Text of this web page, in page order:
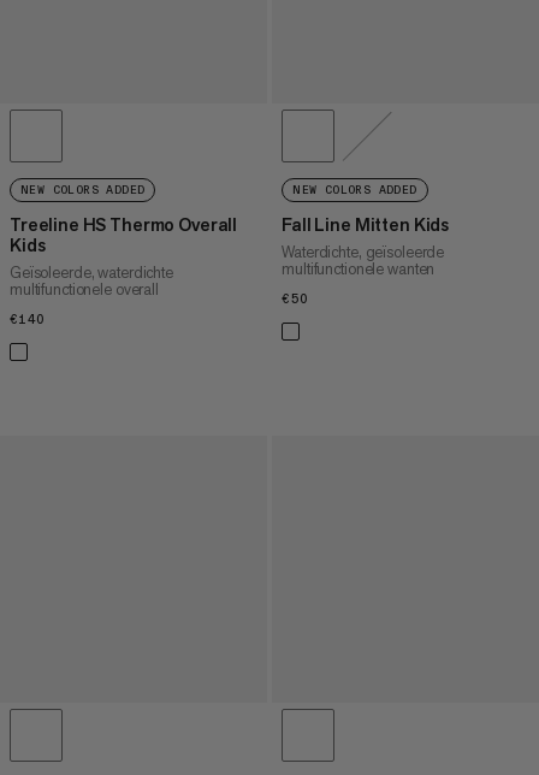
NEW COLORS ADDED
Treeline HS Thermo Overall
Kids
Geïsoleerde, waterdichte
multifunctionele overall
€140
NEW COLORS ADDED
Fall Line Mitten Kids
Waterdichte, geïsoleerde
multifunctionele wanten
€50